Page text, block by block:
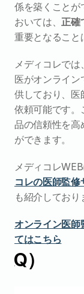
係を築くことが
おいては、正確
重要となること
メディコレで
医がオンライ
供しており、医
依頼可能です。
品の信頼性を高
ができます。
メディコレWEB
コレの医師監修
も紹介しており
オンライン医
てはこちら
）